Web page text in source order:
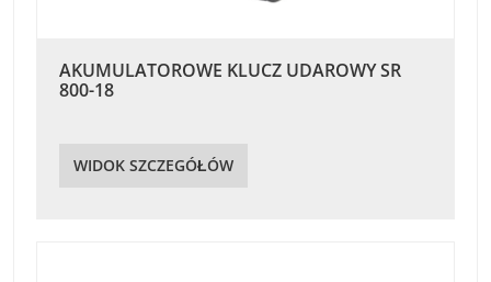
AKUMULATOROWE KLUCZ UDAROWY SR
800-18
WIDOK SZCZEGÓŁÓW